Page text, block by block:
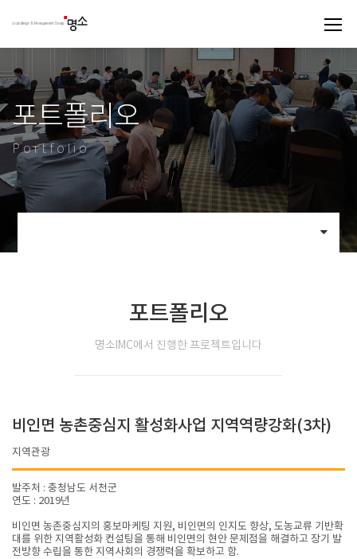
포트폴리오
Portfolio
포트폴리오
명소IMC에서 진행한 프로젝트입니다
비인면 농촌중심지 활성화사업 지역역량강화(3차)
지역관광
발주처 : 충청남도 서천군
연도 : 2019년
비인면 농촌중심지의 홍보마케팅 지원, 비인면의 인지도 향상, 도농교류 기반확
대를 위한 지역활성화 컨설팅을 통해 비인면의 현안 문제점을 해결하고 장기 발
전방향 수립을 통한 지역사회의 경쟁력을 확보하고 함.